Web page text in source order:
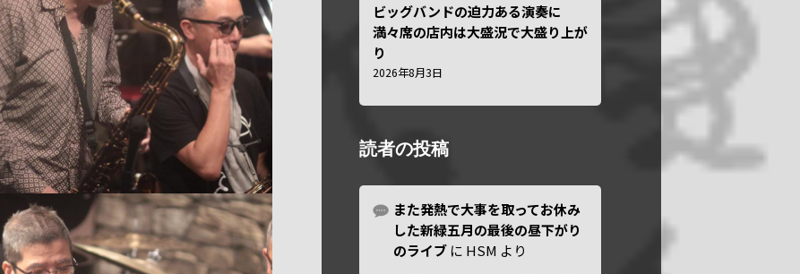
ビッグバンドの迫力ある演奏に
満々席の店内は大盛況で大盛り上が
り
2026年8月3日
読者の投稿
また発熱で大事を取ってお休み
した新緑五月の最後の昼下がり
のライブ に HSM より